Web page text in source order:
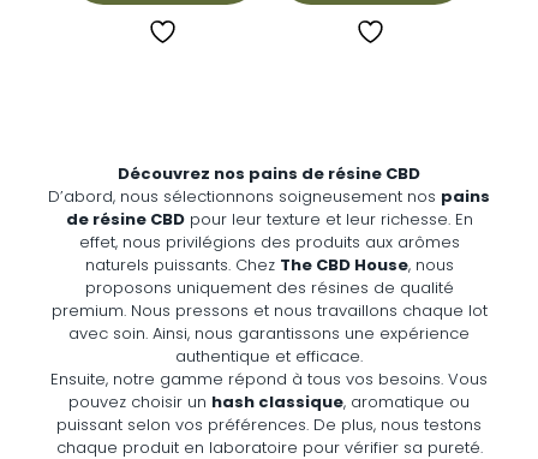
Découvrez nos pains de résine CBD
D’abord, nous sélectionnons soigneusement nos pains
de résine CBDpour leur texture et leur richesse. En
effet, nous privilégions des produits aux arômes
naturels puissants. Chez The CBD House, nous
proposons uniquement des résines de qualité
premium. Nous pressons et nous travaillons chaque lot
avec soin. Ainsi, nous garantissons une expérience
authentique et efficace.
Ensuite, notre gamme répond à tous vos besoins. Vous
pouvez choisir un hash classique, aromatique ou
puissant selon vos préférences. De plus, nous testons
chaque produit en laboratoire pour vérifier sa pureté.